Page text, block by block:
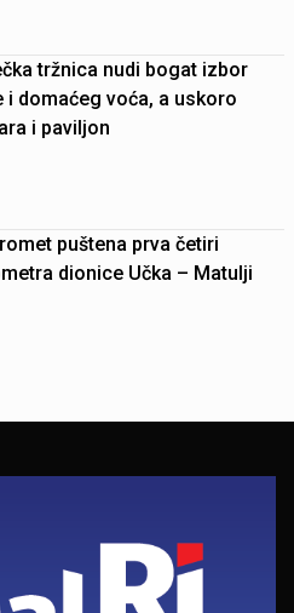
tržnica nudi bogat izbor
i domaćeg voća, a uskoro
i paviljon
puštena prva četiri
dionice Učka – Matulji